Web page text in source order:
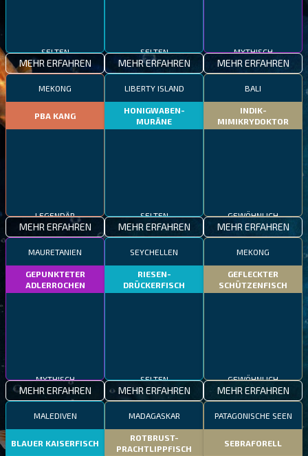
SELTEN
MEHR ERFAHREN
SELTEN
MEHR ERFAHREN
MYTHISCH
MEHR ERFAHREN
MEKONG
PBA KANG
LEGENDÄR
MEHR ERFAHREN
LIBERTY ISLAND
HONIGWABEN-
MURÄNE
SELTEN
MEHR ERFAHREN
BALI
INDIK-
MIMIKRYDOKTOR
GEWÖHNLICH
MEHR ERFAHREN
MAURETANIEN
GEPUNKTETER
ADLERROCHEN
MYTHISCH
MEHR ERFAHREN
SEYCHELLEN
RIESEN-
DRÜCKERFISCH
SELTEN
MEHR ERFAHREN
MEKONG
GEFLECKTER
SCHÜTZENFISCH
GEWÖHNLICH
MEHR ERFAHREN
MALEDIVEN
BLAUER KAISERFISCH
MADAGASKAR
ROTBRUST-
PRACHTLIPPFISCH
PATAGONISCHE SEEN
SEBRAFORELL